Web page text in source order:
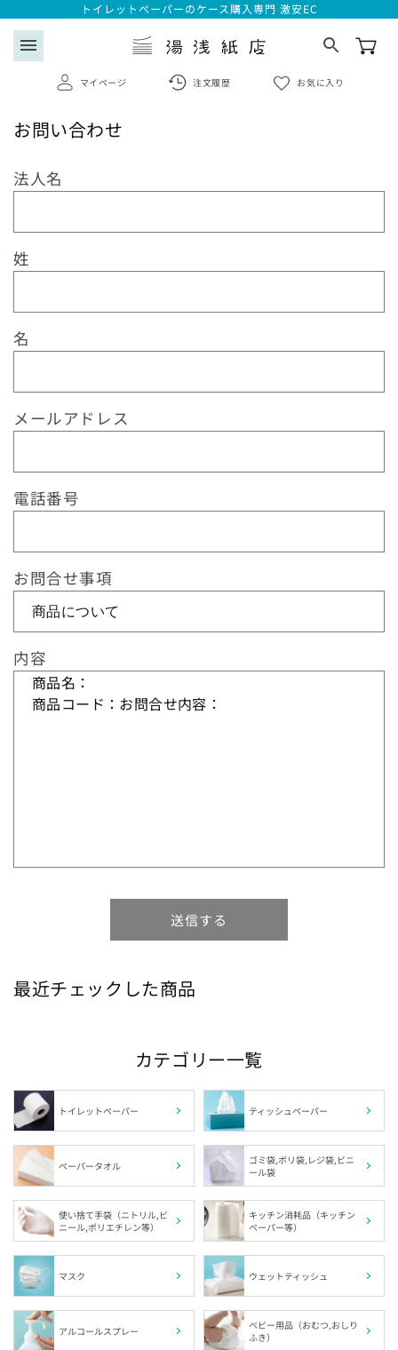
ンツに
進む
トイレットペーパーのケース購入専門 激安EC
menu
マイページ 注文履歴 お気に入り
ログイン
会員登録はこちら
長さから探す
特徴から探す
紙質から探す
用途から探す
ブランドから探す
サイズから探す
カラーから探す
茨城県の指定袋から探す
埼玉県の指定袋から探す
千葉県の指定袋から探す
富山県の指定袋から探す
お問い合わせ
お
い
合
わ
フ
ォ
ム
法人名
姓
名
メールアドレス
電話番号
お問合せ事項
内容
送信する
最近チェックした商品
カテゴリー一覧
トイレットペーパー ティッシュペーパー
ペーパータオル
ゴミ袋,ポリ袋,レジ袋,ビニ
ール袋
使い捨て手袋（ニトリル,ビ
ニール,ポリエチレン等）
キッチン消耗品（キッチン
ペーパー等）
マスク ウェットティッシュ
アルコールスプレー
ベビー用品（おむつ,おしり
ふき）